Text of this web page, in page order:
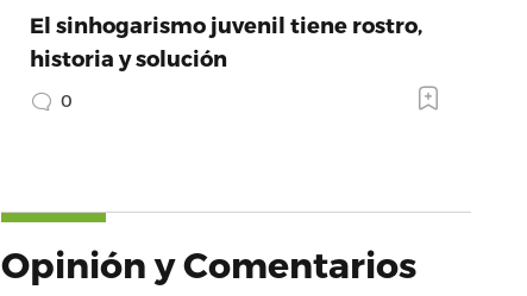
El sinhogarismo juvenil tiene rostro,
historia y solución
0
Opinión y Comentarios